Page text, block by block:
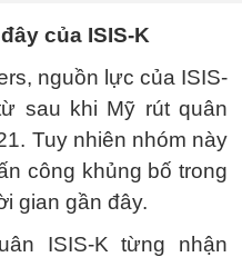
của ISIS-K
nguồn lực của ISIS-
sau khi Mỹ rút quân
Tuy nhiên nhóm này
công khủng bố trong
gian gần đây.
ISIS-K từng nhận